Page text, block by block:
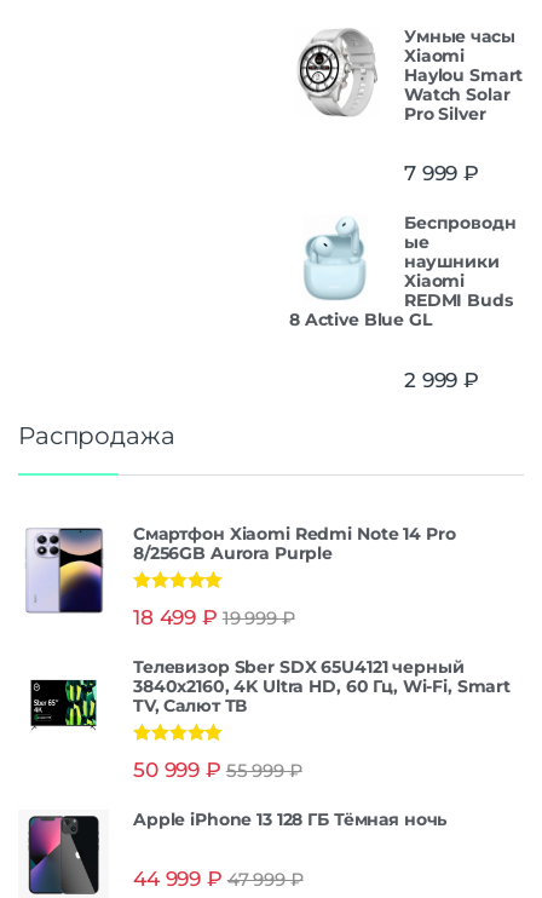
Умные часы
Xiaomi
Haylou Smart
Watch Solar
Pro Silver
7 999 ₽
Беспроводн
ые
наушники
Xiaomi
REDMI Buds
8 Active Blue GL
2 999 ₽
Распродажа
Смартфон Xiaomi Redmi Note 14 Pro
8/256GB Aurora Purple
из 5
18 499 ₽ 19 999₽
Телевизор Sber SDX 65U4121 черный
3840x2160, 4K Ultra HD, 60 Гц, Wi-Fi, Smart
TV, Салют ТВ
из 5
50 999 ₽ 55 999₽
Apple iPhone 13 128 ГБ Тёмная ночь
44 999 ₽ 47 999₽